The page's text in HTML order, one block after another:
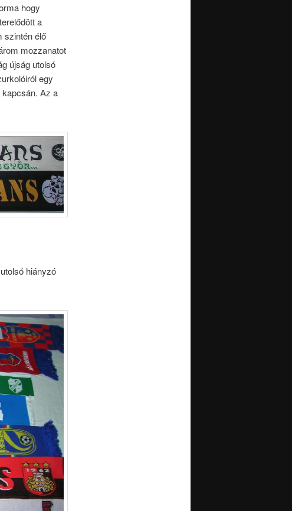
hogy
a
szintén élő
mozzanatot
újság utolsó
egy
Az a
hiányzó